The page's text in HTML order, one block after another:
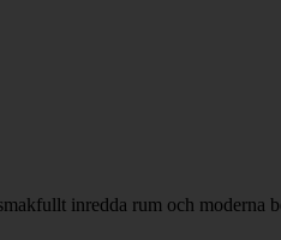
inredda rum och moderna